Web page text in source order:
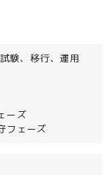
験、移行、運用
ーズ
フェーズ